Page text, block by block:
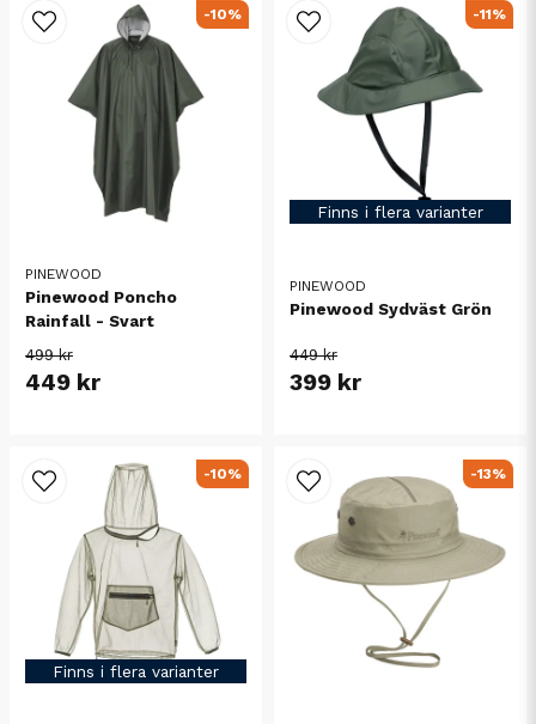
PINEWOOD
Pinewood Poncho
Rainfall - Svart
499 kr
449 kr
-10%
Finns i flera varianter
PINEWOOD
Pinewood Sydväst Grön
449 kr
399 kr
-11%
Finns i flera varianter
-10% -13%